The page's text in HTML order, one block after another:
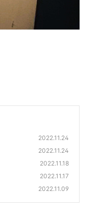
2022.11.24
2022.11.24
2022.11.18
2022.11.17
2022.11.09